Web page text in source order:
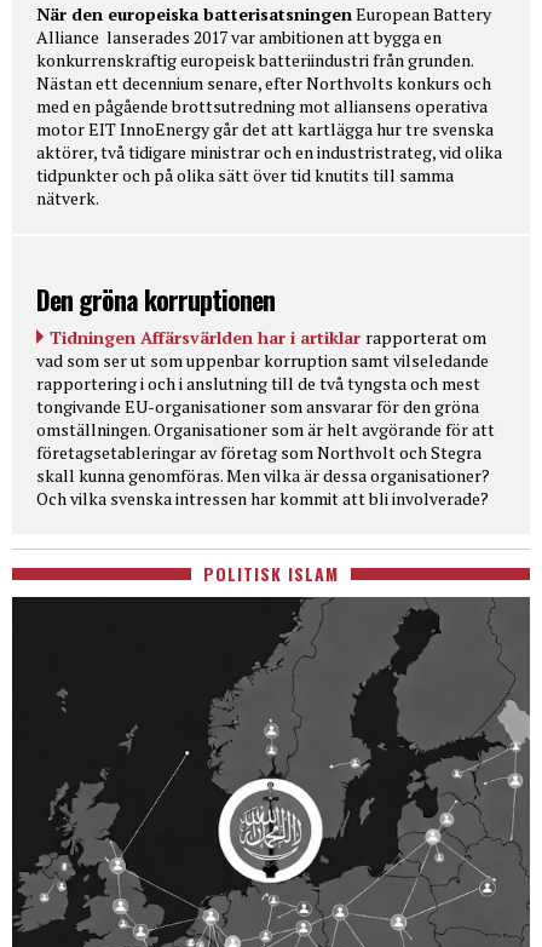
När den europeiska batterisatsningen European Battery
Alliance lanserades 2017 var ambitionen att bygga en
konkurrenskraftig europeisk batteriindustri från grunden.
Nästan ett decennium senare, efter Northvolts konkurs och
med en pågående brottsutredning mot alliansens operativa
motor EIT InnoEnergy går det att kartlägga hur tre svenska
aktörer, två tidigare ministrar och en industristrateg, vid olika
tidpunkter och på olika sätt över tid knutits till samma
nätverk.
Den gröna korruptionen
Tidningen Affärsvärlden har i artiklar rapporterat om
vad som ser ut som uppenbar korruption samt vilseledande
rapportering i och i anslutning till de två tyngsta och mest
tongivande EU-organisationer som ansvarar för den gröna
omställningen. Organisationer som är helt avgörande för att
företagsetableringar av företag som Northvolt och Stegra
skall kunna genomföras. Men vilka är dessa organisationer?
Och vilka svenska intressen har kommit att bli involverade?
POLITISK ISLAM